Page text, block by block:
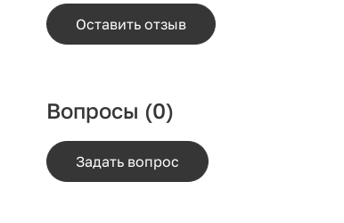
Оставить отзыв
Вопросы (0)
Задать вопрос